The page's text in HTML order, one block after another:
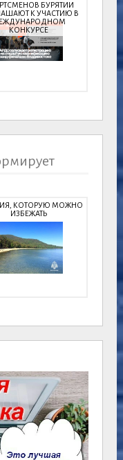
БУРЯТИИ
К УЧАСТИЮ В
КОНКУРСЕ
КОТОРУЮ МОЖНО
ИЗБЕЖАТЬ